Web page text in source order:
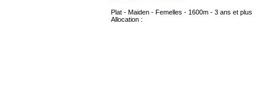
Plat - Maiden - Femelles - 1600m - 3 ans et plus
Allocation :